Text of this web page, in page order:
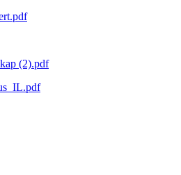
(2).pdf